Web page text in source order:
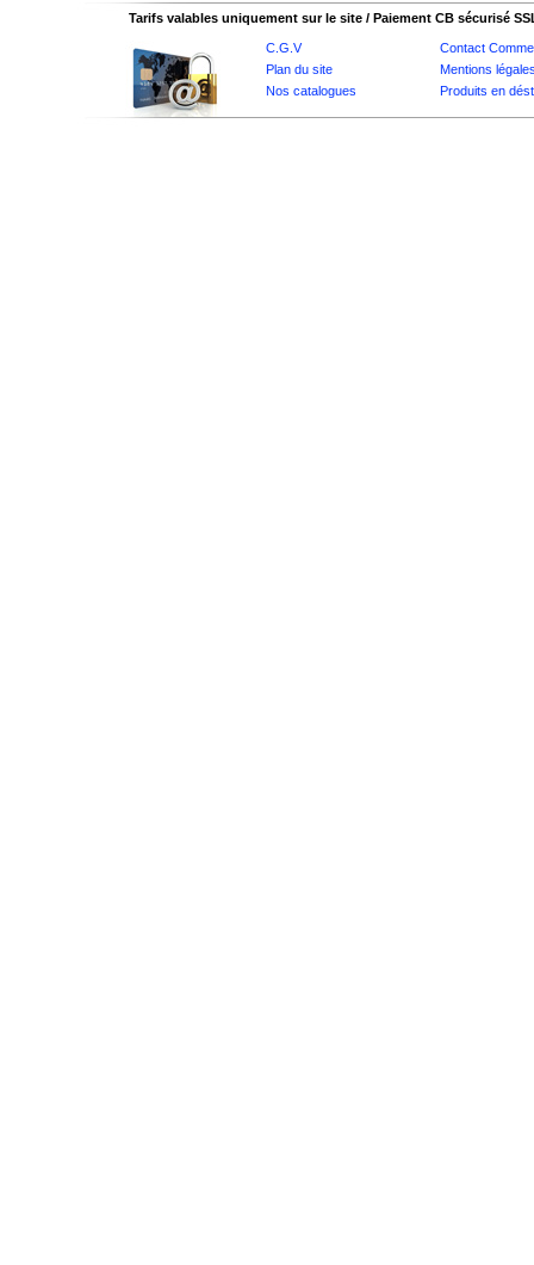
Tarifs valables uniquement sur le site / Paiement CB sécurisé
C.G.V
Contact
Plan du site
Mentions
Nos catalogues
Produits en